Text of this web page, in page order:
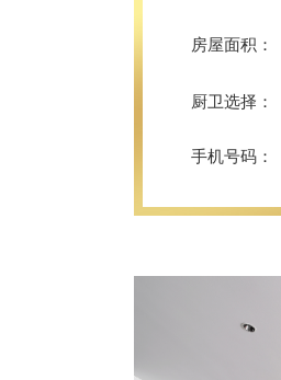
房屋面积：
厨卫选择：
手机号码：